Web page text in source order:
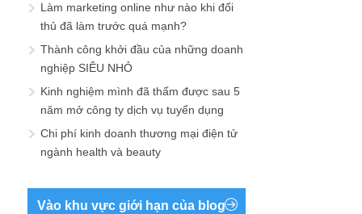
Làm marketing online như nào khi đối
thủ đã làm trước quá mạnh?
Thành công khởi đầu của những doanh
nghiệp SIÊU NHỎ
Kinh nghiệm mình đã thấm được sau 5
năm mở công ty dịch vụ tuyển dụng
Chi phí kinh doanh thương mại điện tử
ngành health và beauty
Vào khu vực giới hạn của blog